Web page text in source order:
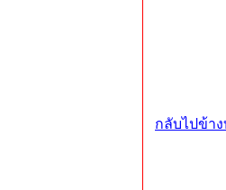
กลับไปข้า